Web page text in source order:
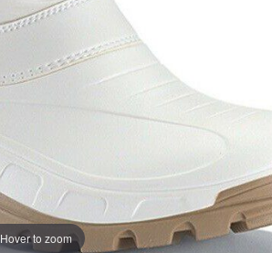
Hover to zoom